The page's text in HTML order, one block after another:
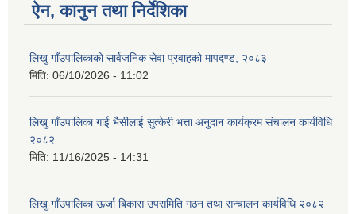
ऐन, कानुन तथा निर्देशिका
लिखु गाँउपालिकाको सार्वजनिक सेवा प्रवाहको मापदण्ड, २०८३
मिति: 06/10/2026 - 11:02
लिखु गाँउपालिका गाई भैसीलाई सुत्केरी भत्ता अनुदान कार्यक्रम संचालन कार्यविधि
२०८२
मिति: 11/16/2025 - 14:31
लिखु गाँउपालिका ऊर्जा बिकास उपसमिति गठन तथा सन्चालन कार्यविधि २०८२